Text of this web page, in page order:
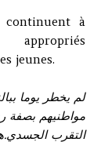
continuent à
jeunes.
لم يخطر يوما
مواطنيهم بصفة
التقرب